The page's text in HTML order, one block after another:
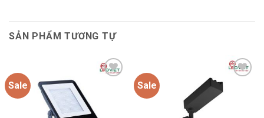
SẢN PHẨM TƯƠNG TỰ
Sale
wishlist
Sale